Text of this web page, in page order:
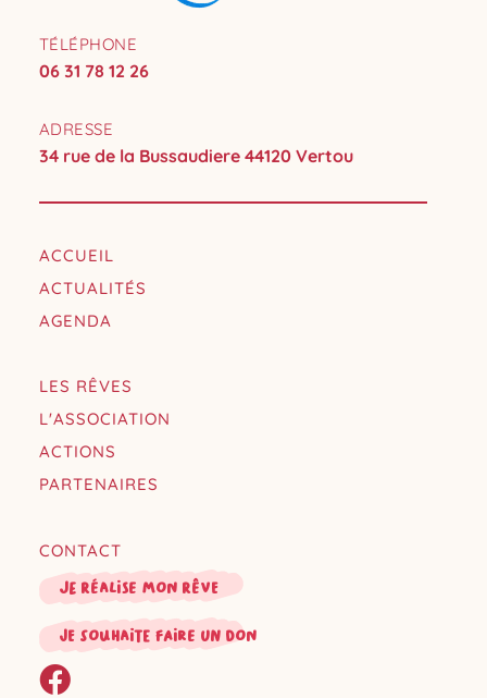
TÉLÉPHONE
06 31 78 12 26
ADRESSE
34 rue de la Bussaudiere 44120 Vertou
ACCUEIL
ACTUALITÉS
AGENDA
LES RÊVES
L'ASSOCIATION
ACTIONS
PARTENAIRES
CONTACT
Je réalise mon rêve
je souhaite faire un don